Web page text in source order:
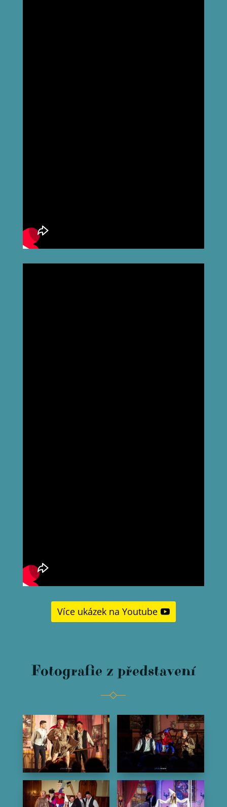
Více ukázek na Youtube
Fotografie z představení